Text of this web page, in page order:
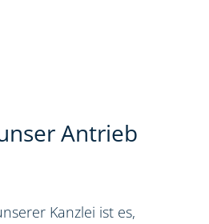
Antrieb
Kanzlei ist es,